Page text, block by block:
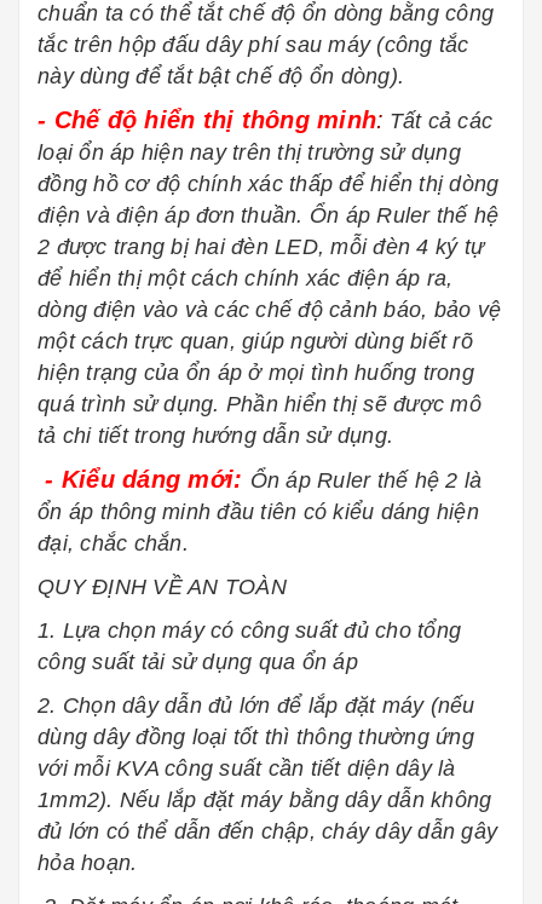
chuẩn ta có thể tắt chế độ ổn dòng bằng công
tắc trên hộp đấu dây phí sau máy (công tắc
này dùng để tắt bật chế độ ổn dòng).
- Chế độ hiển thị thông minh: Tất cả các
loại ổn áp hiện nay trên thị trường sử dụng
đồng hồ cơ độ chính xác thấp để hiển thị dòng
điện và điện áp đơn thuần. Ổn áp Ruler thế hệ
2 được trang bị hai đèn LED, mỗi đèn 4 ký tự
để hiển thị một cách chính xác điện áp ra,
dòng điện vào và các chế độ cảnh báo, bảo vệ
một cách trực quan, giúp người dùng biết rõ
hiện trạng của ổn áp ở mọi tình huống trong
quá trình sử dụng. Phần hiển thị sẽ được mô
tả chi tiết trong hướng dẫn sử dụng.
- Kiểu dáng mới: Ổn áp Ruler thế hệ 2 là
ổn áp thông minh đầu tiên có kiểu dáng hiện
đại, chắc chắn.
QUY ĐỊNH VỀ AN TOÀN
1. Lựa chọn máy có công suất đủ cho tổng
công suất tải sử dụng qua ổn áp
2. Chọn dây dẫn đủ lớn để lắp đặt máy (nếu
dùng dây đồng loại tốt thì thông thường ứng
với mỗi KVA công suất cần tiết diện dây là
1mm2). Nếu lắp đặt máy bằng dây dẫn không
đủ lớn có thể dẫn đến chập, cháy dây dẫn gây
hỏa hoạn.